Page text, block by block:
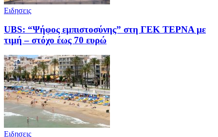
Ειδησεις
UBS: “Ψήφος εμπιστοσύνης” στη ΓΕΚ ΤΕΡΝΑ με
τιμή – στόχο έως 70 ευρώ
Ειδησεις